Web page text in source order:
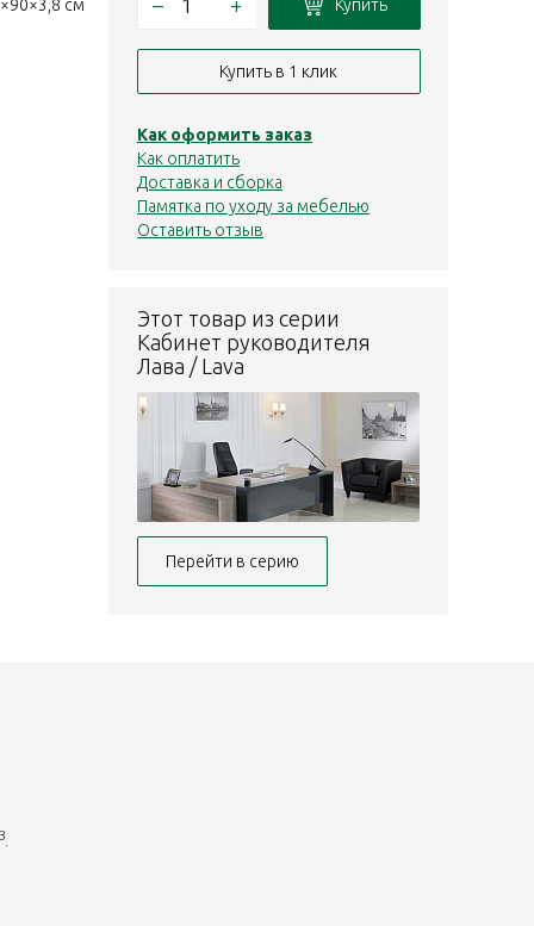
см
Купить
Купить в 1 клик
Как оформить заказ
Как оплатить
Доставка и сборка
Памятка по уходу за мебелью
Оставить отзыв
Этот товар из серии
Кабинет руководителя
Лава / Lava
Перейти в серию
.